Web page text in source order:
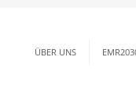
ÜBER UNS